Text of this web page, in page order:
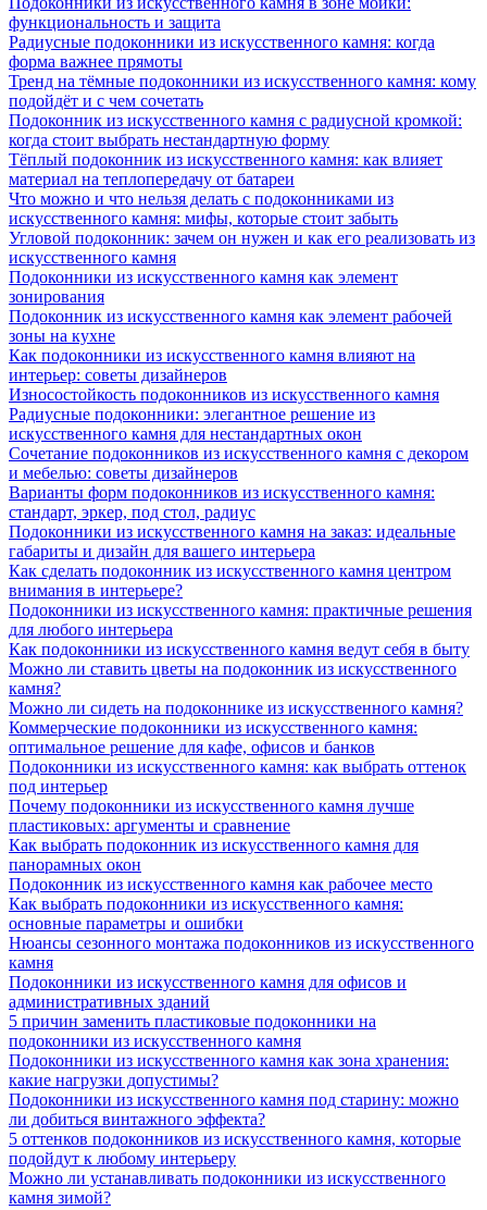
функциональность и защита
Радиусные подоконники из искусственного камня: когда
форма важнее прямоты
Тренд на тёмные подоконники из искусственного камня: кому
подойдёт и с чем сочетать
Подоконник из искусственного камня с радиусной кромкой:
когда стоит выбрать нестандартную форму
Тёплый подоконник из искусственного камня: как влияет
материал на теплопередачу от батареи
Что можно и что нельзя делать с подоконниками из
искусственного камня: мифы, которые стоит забыть
Угловой подоконник: зачем он нужен и как его реализовать из
искусственного камня
Подоконники из искусственного камня как элемент
зонирования
Подоконник из искусственного камня как элемент рабочей
зоны на кухне
Как подоконники из искусственного камня влияют на
интерьер: советы дизайнеров
Износостойкость подоконников из искусственного камня
Радиусные подоконники: элегантное решение из
искусственного камня для нестандартных окон
Сочетание подоконников из искусственного камня с декором
и мебелью: советы дизайнеров
Варианты форм подоконников из искусственного камня:
стандарт, эркер, под стол, радиус
Подоконники из искусственного камня на заказ: идеальные
габариты и дизайн для вашего интерьера
Как сделать подоконник из искусственного камня центром
внимания в интерьере?
Подоконники из искусственного камня: практичные решения
для любого интерьера
Как подоконники из искусственного камня ведут себя в быту
Можно ли ставить цветы на подоконник из искусственного
камня?
Можно ли сидеть на подоконнике из искусственного камня?
Коммерческие подоконники из искусственного камня:
оптимальное решение для кафе, офисов и банков
Подоконники из искусственного камня: как выбрать оттенок
под интерьер
Почему подоконники из искусственного камня лучше
пластиковых: аргументы и сравнение
Как выбрать подоконник из искусственного камня для
панорамных окон
Подоконник из искусственного камня как рабочее место
Как выбрать подоконники из искусственного камня:
основные параметры и ошибки
Нюансы сезонного монтажа подоконников из искусственного
камня
Подоконники из искусственного камня для офисов и
административных зданий
5 причин заменить пластиковые подоконники на
подоконники из искусственного камня
Подоконники из искусственного камня как зона хранения:
какие нагрузки допустимы?
Подоконники из искусственного камня под старину: можно
ли добиться винтажного эффекта?
5 оттенков подоконников из искусственного камня, которые
подойдут к любому интерьеру
Можно ли устанавливать подоконники из искусственного
камня зимой?